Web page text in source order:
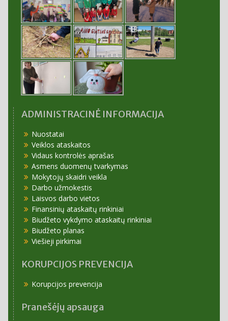
ADMINISTRACINĖ INFORMACIJA
Nuostatai
Veiklos ataskaitos
Vidaus kontrolės aprašas
Asmens duomenų tvarkymas
Mokytojų skaidri veikla
Darbo užmokestis
Laisvos darbo vietos
Finansinių ataskaitų rinkiniai
Biudžeto vykdymo ataskaitų rinkiniai
Biudžeto planas
Viešieji pirkimai
KORUPCIJOS PREVENCIJA
Korupcijos prevencija
Pranešėjų apsauga